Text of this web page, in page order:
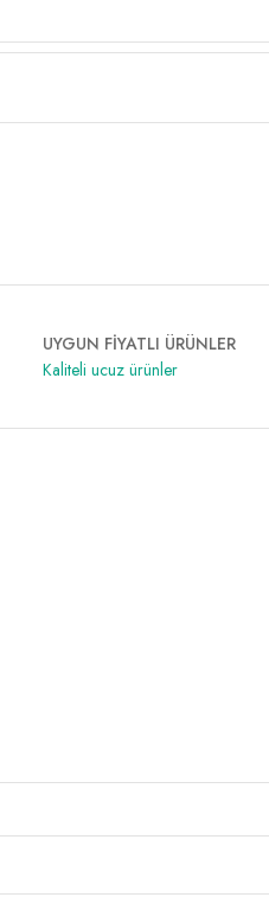
UYGUN FİYATLI ÜRÜNLER
Kaliteli ucuz ürünler